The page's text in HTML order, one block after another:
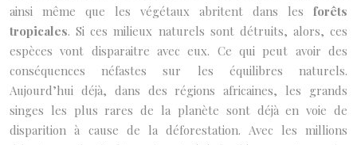
ainsi même que les végétaux abritent dans les forêts
tropicales. Si ces milieux naturels sont détruits, alors, ces
espèces vont disparaitre avec eux. Ce qui peut avoir des
conséquences néfastes sur les équilibres naturels.
Aujourd’hui déjà, dans des régions africaines, les grands
singes les plus rares de la planète sont déjà en voie de
disparition à cause de la déforestation. Avec les millions